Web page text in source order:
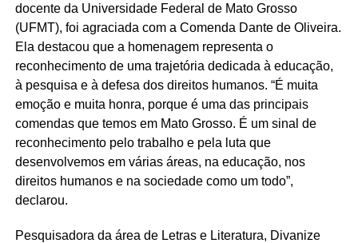
docente da Universidade Federal de Mato Grosso
(UFMT), foi agraciada com a Comenda Dante de Oliveira.
Ela destacou que a homenagem representa o
reconhecimento de uma trajetória dedicada à educação,
à pesquisa e à defesa dos direitos humanos. “É muita
emoção e muita honra, porque é uma das principais
comendas que temos em Mato Grosso. É um sinal de
reconhecimento pelo trabalho e pela luta que
desenvolvemos em várias áreas, na educação, nos
direitos humanos e na sociedade como um todo”,
declarou.
Pesquisadora da área de Letras e Literatura, Divanize